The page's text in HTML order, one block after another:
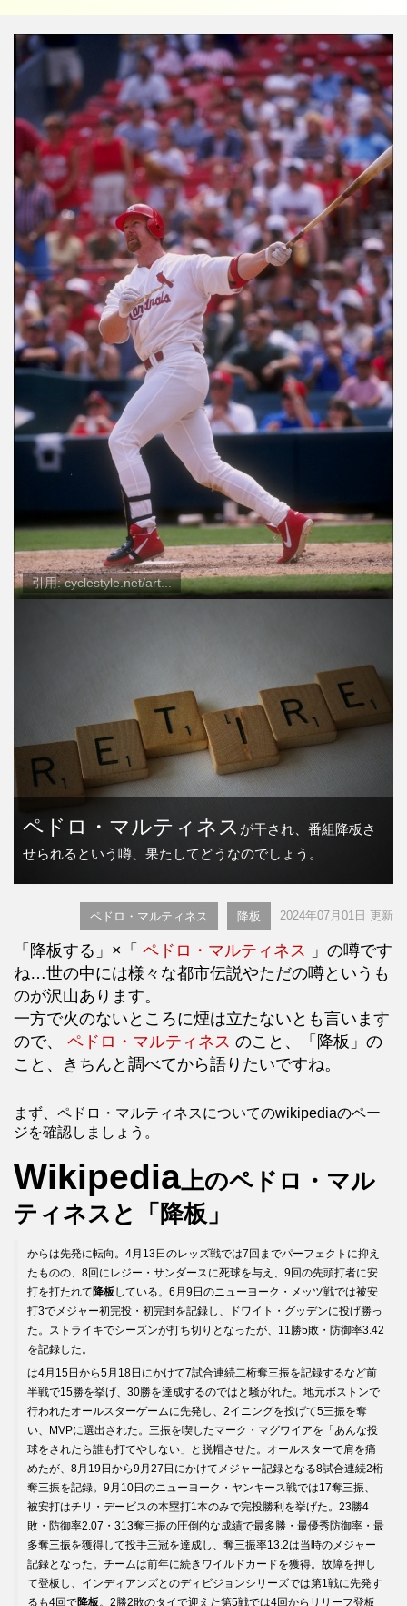
引用: cyclestyle.net/art...
ペドロ・マルティネス が干され、番組降板さ
せられるという噂、果たしてどうなのでしょう。
ペドロ・マルティネス 降板 2024年07月01日 更新
「降板する」×「 ペドロ・マルティネス 」の噂です
ね…世の中には様々な都市伝説やただの噂というも
のが沢山あります。
一方で火のないところに煙は立たないとも言います
ので、 ペドロ・マルティネス のこと、「降板」の
こと、きちんと調べてから語りたいですね。
まず、ペドロ・マルティネスについてのwikipediaのペー
ジを確認しましょう。
Wikipedia上のペドロ・マル
ティネスと「降板」
からは先発に転向。4月13日のレッズ戦では7回までパーフェクトに抑え
たものの、8回にレジー・サンダースに死球を与え、9回の先頭打者に安
打を打たれて 降板している。6月9日のニューヨーク・メッツ戦では被安
打3でメジャー初完投・初完封を記録し、ドワイト・グッデンに投げ勝っ
た。ストライキでシーズンが打ち切りとなったが、11勝5敗・防御率3.42
を記録した。
は4月15日から5月18日にかけて7試合連続二桁奪三振を記録するなど前
半戦で15勝を挙げ、30勝を達成するのではと騒がれた。地元ボストンで
行われたオールスターゲームに先発し、2イニングを投げて5三振を奪
い、MVPに選出された。三振を喫したマーク・マグワイアを「あんな投
球をされたら誰も打てやしない」と脱帽させた。オールスターで肩を痛
めたが、8月19日から9月27日にかけてメジャー記録となる8試合連続2桁
奪三振を記録。9月10日のニューヨーク・ヤンキース戦では17奪三振、
被安打はチリ・デービスの本塁打1本のみで完投勝利を挙げた。23勝4
敗・防御率2.07・313奪三振の圧倒的な成績で最多勝・最優秀防御率・最
多奪三振を獲得して投手三冠を達成し、奪三振率13.2は当時のメジャー
記録となった。チームは前年に続きワイルドカードを獲得。故障を押し
て登板し、インディアンズとのディビジョンシリーズでは第1戦に先発す
るも4回で降板。2勝2敗のタイで迎えた第5戦では4回からリリーフ登板